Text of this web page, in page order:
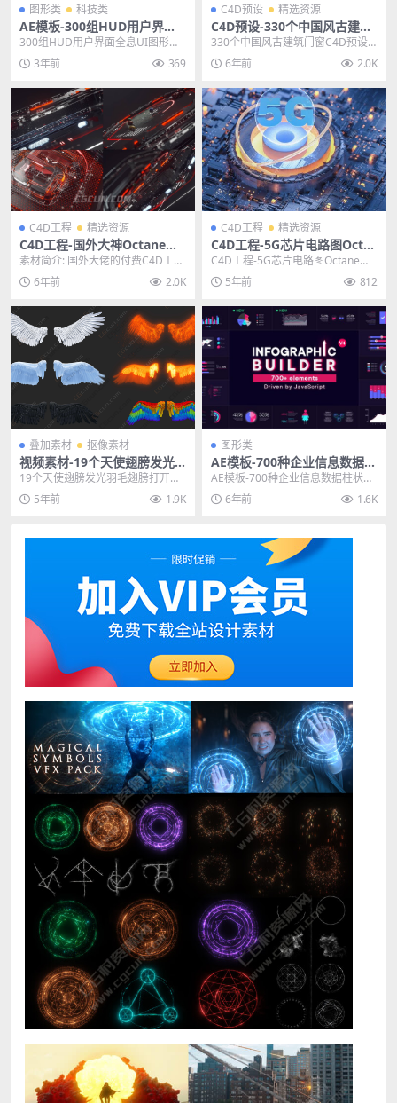
图形类 科技类
AE模板-300组HUD用户界面
全息UI图形元素动画AE模板
300组HUD用户界面全息UI图形元
素动画AE模板 其他推荐: AE模板-动
态卡...3年前 369
C4D预设 精选资源
C4D预设-330个中国风古建筑
门窗C4D预设模型
330个中国风古建筑门窗C4D预设
模型，这是330个中国风窗户模型
预设中国风格窗...
6年前 2.0K
C4D工程 精选资源
C4D工程-国外大神Octane科
幻包装工程文件分享
素材简介: 国外大佬的付费C4D工程
文件，国内几乎找不到的工程文
件，也是价值25...
6年前 2.0K
C4D工程 精选资源
C4D工程-5G芯片电路图Octa
ne背景图工程含动画
C4D工程-5G芯片电路图Octane背
景图工程含动画 其他推荐: C4D工
程-...5年前 812
叠加素材 抠像素材
视频素材-19个天使翅膀发光
羽毛翅膀打开挥动4K特效合成
素材
19个天使翅膀发光羽毛翅膀打开挥
动4K特效合成视频素材,文件mov格
式，含透明通...
5年前 1.9K
图形类
AE模板-700种企业信息数据柱
状图商务报表进度条动画模板
AE模板-700种企业信息数据柱状图
商务报表进度条动画模板，Infogra
phi...6年前 1.6K